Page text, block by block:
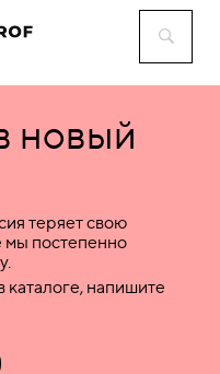
новый
теряет свою
мы постепенно
напишите